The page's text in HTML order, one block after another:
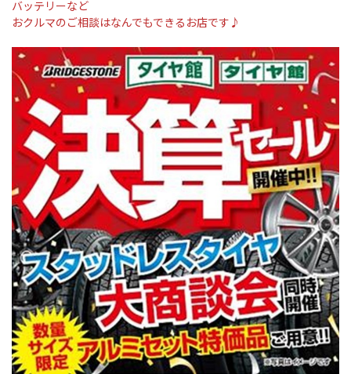
バッテリーなど
おクルマのご相談はなんでもできるお店です♪